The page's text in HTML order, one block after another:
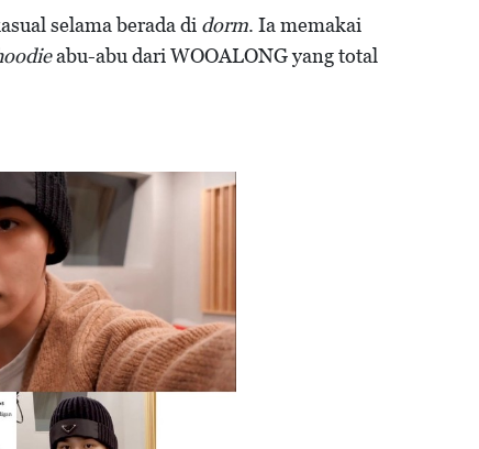
selama berada di dorm. Ia memakai
abu-abu dari WOOALONG yang total